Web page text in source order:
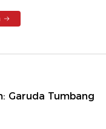
Garuda Tumbang